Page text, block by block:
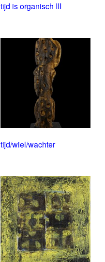
tijd is organisch III
tijd/wiel/wachter